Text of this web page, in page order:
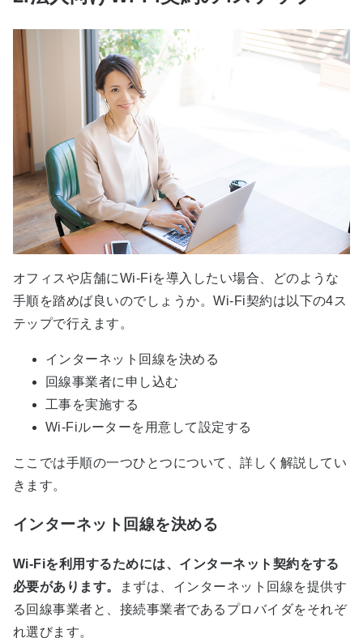
オフィスや店舗にWi-Fiを導入したい場合、どのような
手順を踏めば良いのでしょうか。Wi-Fi契約は以下の4ス
テップで行えます。
インターネット回線を決める
回線事業者に申し込む
工事を実施する
Wi-Fiルーターを用意して設定する
ここでは手順の一つひとつについて、詳しく解説してい
きます。
インターネット回線を決める
Wi-Fiを利用するためには、インターネット契約をする
必要があります。
まずは、インターネット回線を提供す
る回線事業者と、接続事業者であるプロバイダをそれぞ
れ選びます。